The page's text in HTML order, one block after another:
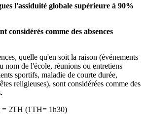
l'assiduité globale supérieure à 90%
considérés comme des absences
quelle qu'en soit la raison (événements
nom de l'école, réunions ou entretiens
sportifs, maladie de courte durée,
religieuses), sont considérées comme des
= 2TH (1TH= 1h30)